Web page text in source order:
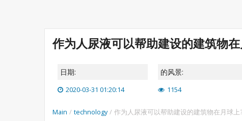
作为人尿液可以帮助建设的建筑物
日期:
2020-03-31 01:20:14
的风景:
1154
Main / technology / 作为人尿液可以帮助建设的建筑物在月球上